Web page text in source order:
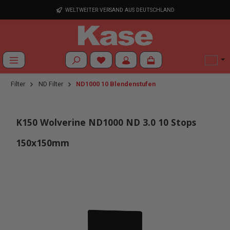
Zum Hauptinhalt springenWELTWEITER VERSAND AUS DEUTSCHLAND
Du hast 0 Produkte auf dem Merkzettel
Filter ND Filter ND1000 10 Blendenstufen
K150 Wolverine ND1000 ND 3.0 10 Stops
150x150mm